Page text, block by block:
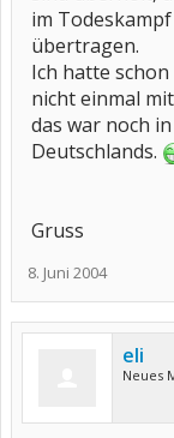
im
übertragen.
Ich hatte
nicht einmal
das war noch
Deutschlands.
Gruss
8. Juni 2004
eli
Neues